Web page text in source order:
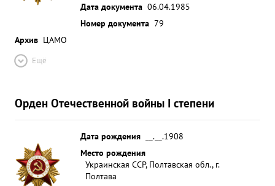
Дата документа 06.04.1985
Номер документа 79
Архив ЦАМО
Ещё
Орден Отечественной войны I степени
Дата рождения
__.__.1908
Место рождения
Украинская ССР, Полтавская обл., г.
Полтава